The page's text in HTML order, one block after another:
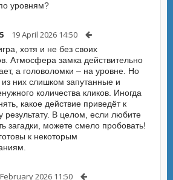
уровням?
19 April 2026 14:50
хотя и не без своих
Атмосфера замка действительно
а головоломки – на уровне. Но
них слишком запутанные и
количества кликов. Иногда
какое действие приведёт к
В целом, если любите
загадки, можете смело пробовать!
к некоторым
2026 11:50